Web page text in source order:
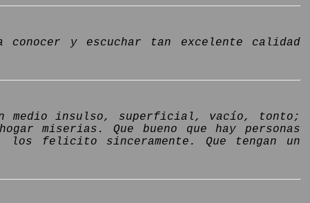
y escuchar tan excelente calidad
medio insulso, superficial, vacío, tonto;
miserias. Que bueno que hay personas
los felicito sinceramente. Que tengan un